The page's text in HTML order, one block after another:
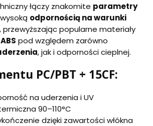
łączy znakomite parametry
odpornością na warunki
, przewyższając popularne materiały
ABS pod względem zarówno
, jak i odporności cieplnej.
PC/PBT + 15CF:
na uderzenia i UV
90–110°C
dzięki zawartości włókna